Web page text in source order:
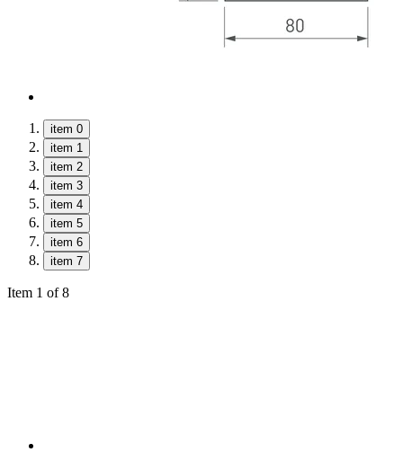
item 0
item 1
item 2
item 3
item 4
item 5
item 6
item 7
Item 1 of 8